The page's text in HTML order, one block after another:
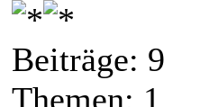
Beiträge: 9
Themen: 1